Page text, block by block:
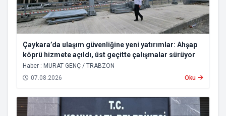
Çaykara’da ulaşım güvenliğine yeni yatırımlar: Ahşap
köprü hizmete açıldı, üst geçitte çalışmalar sürüyor
Haber : MURAT GENÇ / TRABZON
07.08.2026
Oku